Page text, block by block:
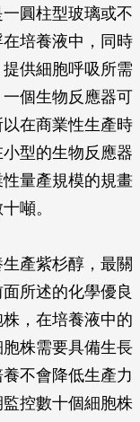
圓柱型玻璃或不
培養液中，同時
供細胞呼吸所需
個生物反應器可
在商業性生產時
型的生物反應器
量產規模的規畫
噸。
產紫杉醇，最關
所述的化學優良
，在培養液中的
株需要具備生長
不會降低生產力
控數十個細胞株